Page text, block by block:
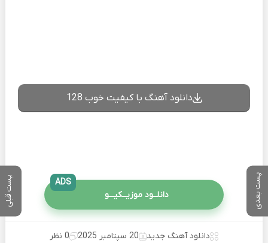
پست بعدی پست قبلی
دانلود آهنگ با کیفیت خوب 128
دانلــود موزیــکیـــو
ADS
دانلود آهنگ جدید 20 سپتامبر 2025 0 نظر